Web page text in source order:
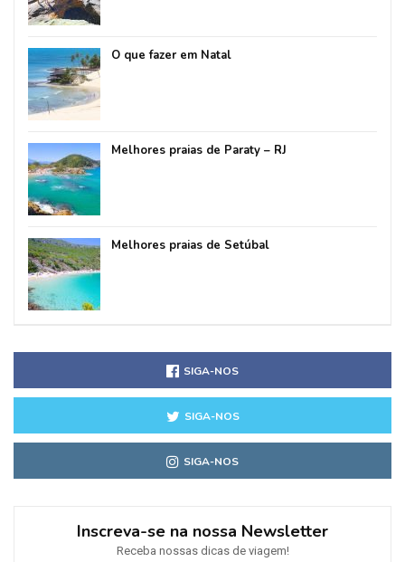
O que fazer em Natal
Melhores praias de Paraty – RJ
Melhores praias de Setúbal
SIGA-NOS
SIGA-NOS
SIGA-NOS
Inscreva-se na nossa Newsletter
Receba nossas dicas de viagem!